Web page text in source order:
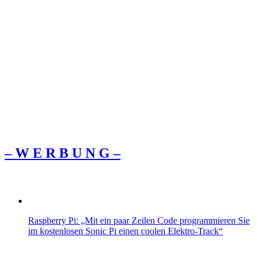
– W Ε R Β U Ν G –
Raspberry Pi: „Mit ein paar Zeilen Code programmieren Sie
im kostenlosen Sonic Pi einen coolen Elektro-Track“